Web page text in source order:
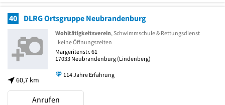
40 DLRG Ortsgruppe Neubrandenburg
60,7 km
Wohltätigkeitsverein, Schwimmschule & Rettungsdienst
keine Öffnungszeiten
Margeritenstr. 61
17033 Neubrandenburg (Lindenberg)
114 Jahre Erfahrung
Anrufen